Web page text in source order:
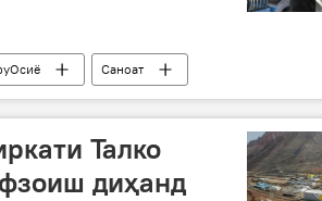
Саноат
Талко
диҳанд